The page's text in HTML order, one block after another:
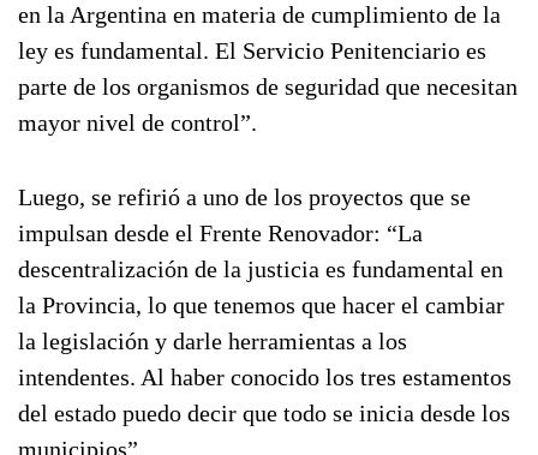
en la Argentina en materia de cumplimiento de la
ley es fundamental. El Servicio Penitenciario es
parte de los organismos de seguridad que necesitan
mayor nivel de control”.
Luego, se refirió a uno de los proyectos que se
impulsan desde el Frente Renovador: “La
descentralización de la justicia es fundamental en
la Provincia, lo que tenemos que hacer el cambiar
la legislación y darle herramientas a los
intendentes. Al haber conocido los tres estamentos
del estado puedo decir que todo se inicia desde los
municipios”.